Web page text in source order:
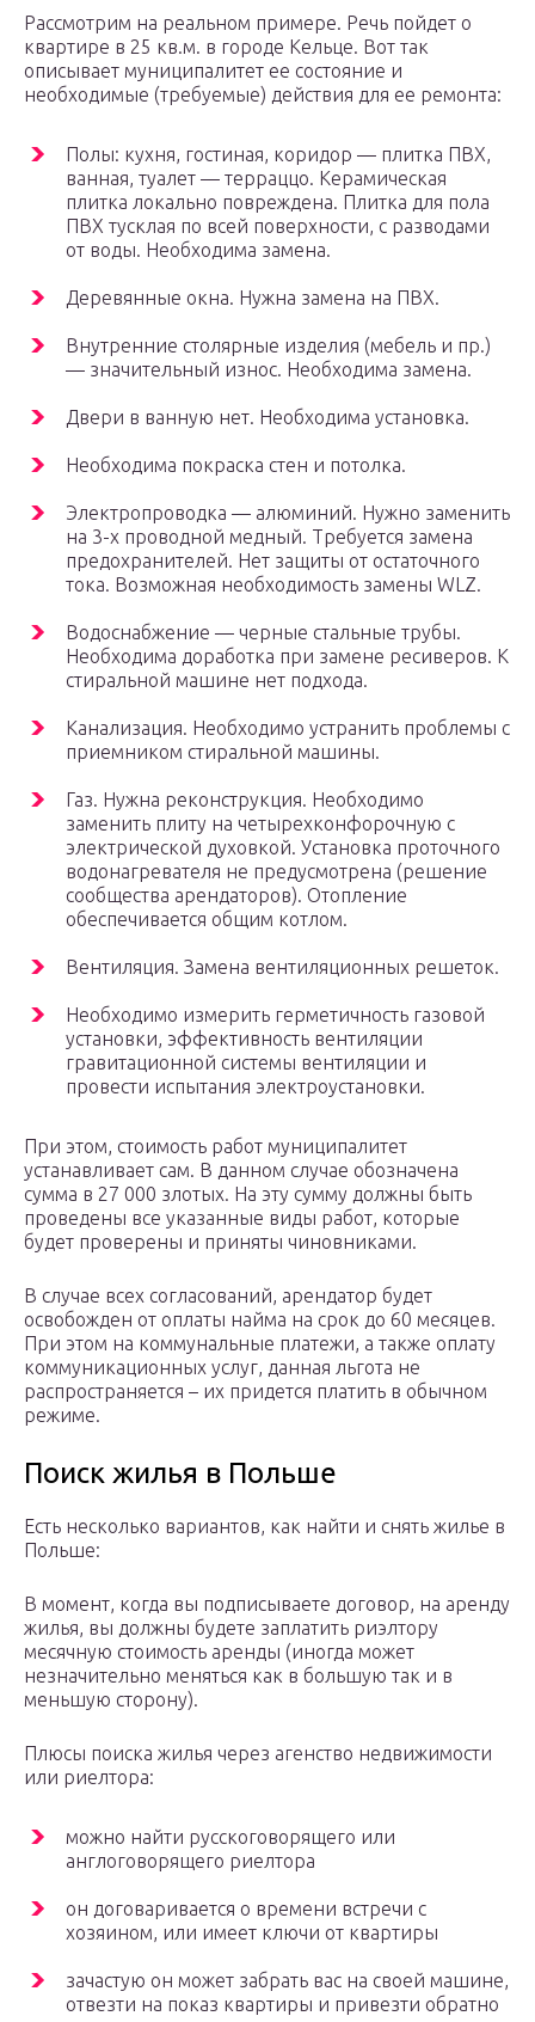
Рассмотрим на реальном примере. Речь пойдет о
квартире в 25 кв.м. в городе Кельце. Вот так
описывает муниципалитет ее состояние и
необходимые (требуемые) действия для ее ремонта:
Полы: кухня, гостиная, коридор — плитка ПВХ,
ванная, туалет — терраццо. Керамическая
плитка локально повреждена. Плитка для пола
ПВХ тусклая по всей поверхности, с разводами
от воды. Необходима замена.
Деревянные окна. Нужна замена на ПВХ.
Внутренние столярные изделия (мебель и пр.)
— значительный износ. Необходима замена.
Двери в ванную нет. Необходима установка.
Необходима покраска стен и потолка.
Электропроводка — алюминий. Нужно заменить
на 3-х проводной медный. Требуется замена
предохранителей. Нет защиты от остаточного
тока. Возможная необходимость замены WLZ.
Водоснабжение — черные стальные трубы.
Необходима доработка при замене ресиверов. К
стиральной машине нет подхода.
Канализация. Необходимо устранить проблемы с
приемником стиральной машины.
Газ. Нужна реконструкция. Необходимо
заменить плиту на четырехконфорочную с
электрической духовкой. Установка проточного
водонагревателя не предусмотрена (решение
сообщества арендаторов). Отопление
обеспечивается общим котлом.
Вентиляция. Замена вентиляционных решеток.
Необходимо измерить герметичность газовой
установки, эффективность вентиляции
гравитационной системы вентиляции и
провести испытания электроустановки.
При этом, стоимость работ муниципалитет
устанавливает сам. В данном случае обозначена
сумма в 27 000 злотых. На эту сумму должны быть
проведены все указанные виды работ, которые
будет проверены и приняты чиновниками.
В случае всех согласований, арендатор будет
освобожден от оплаты найма на срок до 60 месяцев.
При этом на коммунальные платежи, а также оплату
коммуникационных услуг, данная льгота не
распространяется – их придется платить в обычном
режиме.
Поиск жилья в Польше
Есть несколько вариантов, как найти и снять жилье в
Польше:
В момент, когда вы подписываете договор, на аренду
жилья, вы должны будете заплатить риэлтору
месячную стоимость аренды (иногда может
незначительно меняться как в большую так и в
меньшую сторону).
Плюсы поиска жилья через агенство недвижимости
или риелтора:
можно найти русскоговорящего или
англоговорящего риелтора
он договаривается о времени встречи с
хозяином, или имеет ключи от квартиры
зачастую он может забрать вас на своей машине,
отвезти на показ квартиры и привезти обратно